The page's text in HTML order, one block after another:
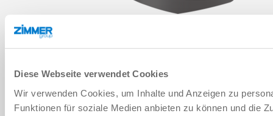
Diese Webseite verwendet Cookies
Wir verwenden Cookies, um Inhalte und Anzeigen zu
Funktionen für soziale Medien anbieten zu können und die
SNIJ-INZETSTUK
SERIE BK
TOEVOEGEN AAN WINKELWAGENTJE